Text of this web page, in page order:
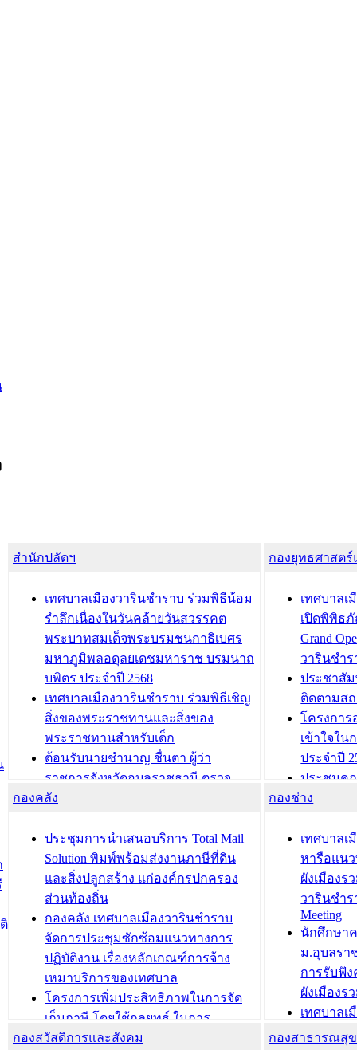
สำนักปลัดฯ
เทศบาลเมืองวารินชำราบ ร่วมพิธีน้อม
รำลึกเนื่องในวันคล้ายวันสวรรคต
พระบาทสมเด็จพระบรมชนกาธิเบศร
มหาภูมิพลอดุลยเดชมหาราช บรมนาถ
บพิตร ประจำปี 2568
เทศบาลเมืองวารินชำราบ ร่วมพิธีเชิญ
สิ่งของพระราชทานและสิ่งของ
พระราชทานสำหรับเด็ก
ต้อนรับนายชำนาญ ชื่นตา ผู้ว่า
ราชการจังหวัดอุบลราชธานี ตรวจ
ความเรียบร้อยของสถานที่ในการเตรี
องคมนตรี
สำนักทะเบียนท้องถิ่นเทศบาลเมือง
วารินชำราบ ดำเนินการมอบทะเบียน
บ้าน ทร.14 และบัตรประจำตัว
ประชาชนบุคคลประเภท 8 แก่บุคคลที่
ได้รับการเพิ่มชื่อในทะเบียนบ้าน
(ท.ร.14) กรณีคนไม่มีสัญชาติไทยได้รับ
อนุญาตให้มีถิ่นที่อยู่
ประชุมคณะกรรมการประเมินผลการ
ควบคุมภายในของ สำนัก/กอง/
โรงเรียน/ศูนย์พัฒนาเด็กเล็ก/สถานธนา
กองยุทธศาสต
เทศบาลเ
เปิดพิพิธภั
Grand
วารินชำร
ประชาสัม
ติดตามส
โครงกา
เข้าใจใน
ประจำปี
ประชุมค
ความเสี่ย
ประชุมที
ชีวา สร้า
ขับเคลื่อน
“เมืองแห่
บทความ อื่นๆ ...
กองคลัง
ประชุมการนำเสนอบริการ Total Mail
Solution พิมพ์พร้อมส่งงานภาษีที่ดิน
และสิ่งปลูกสร้าง แก่องค์กรปกครอง
ส่วนท้องถิ่น
กองคลัง เทศบาลเมืองวารินชำราบ
จัดการประชุมซักซ้อมแนวทางการ
ปฏิบัติงาน เรื่องหลักเกณฑ์การจ้าง
เหมาบริการของเทศบาล
โครงการเพิ่มประสิทธิภาพในการจัด
เก็บภาษี โดยใช้กลยุทธ์ ในการ
พัฒนาการจัดเก็บรายได้ ประจำปี พ.ศ.
กองช่าง
เทศบาลเ
หารือแน
ผังเมืองร
วารินชำร
Meeting
นักศึกษา
ม.อุบลรา
การรับฟั
ผังเมืองร
เทศบาลเ
โครงการ
กองสวัสดิการและสังคม กองสาธารณสุ